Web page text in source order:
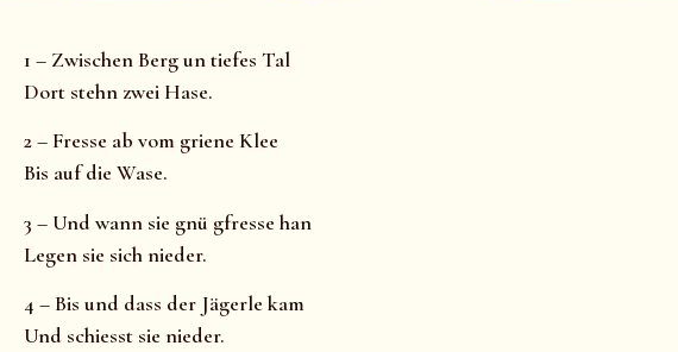
1 – Zwischen Berg un tiefes Tal
Dort stehn zwei Hase.
2 – Fresse ab vom griene Klee
Bis auf die Wase.
3 – Und wann sie gnü gfresse han
Legen sie sich nieder.
4 – Bis und dass der Jägerle kam
Und schiesst sie nieder.